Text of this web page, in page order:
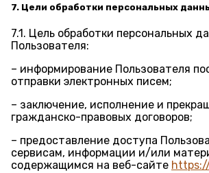
7. Цели обработки персональных
7.1. Цель обработки персональных
Пользователя:
– информирование Пользователя
отправки электронных писем;
– заключение, исполнение и
гражданско-правовых договоров;
– предоставление доступа
сервисам, информации и/или
содержащимся на веб-сайте